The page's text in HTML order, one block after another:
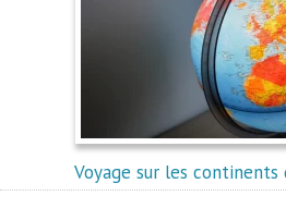
Voyage sur les